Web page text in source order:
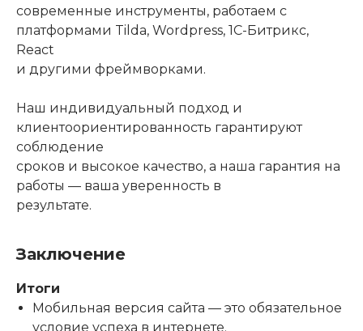
современные инструменты, работаем с
платформами Tilda, Wordpress, 1С-Битрикс,
React
и другими фреймворками.
Наш индивидуальный подход и
клиентоориентированность гарантируют
соблюдение
сроков и высокое качество, а наша гарантия на
работы — ваша уверенность в
результате.
Заключение
Итоги
Мобильная версия сайта — это обязательное
условие успеха в интернете.